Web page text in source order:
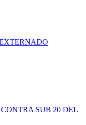
SUB 20 DEL